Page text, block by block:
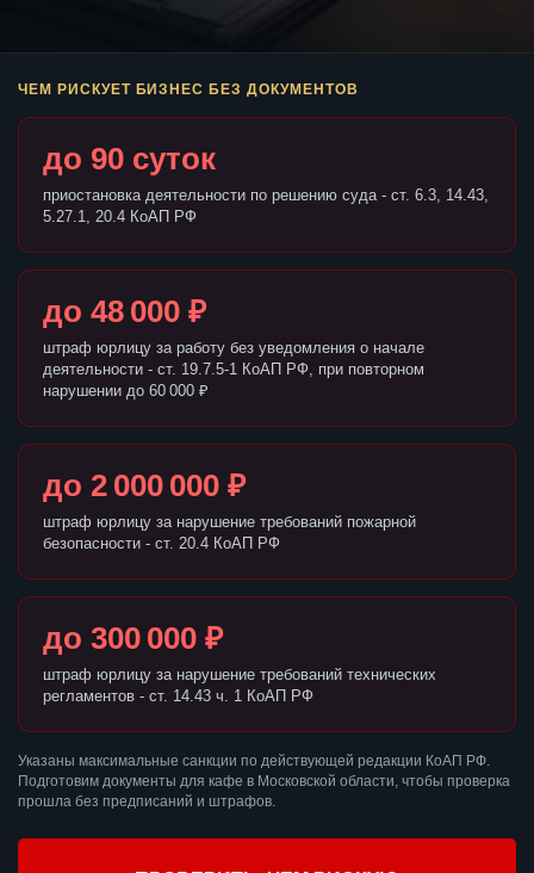
ЧЕМ РИСКУЕТ БИЗНЕС БЕЗ ДОКУМЕНТОВ
до 90 суток
приостановка деятельности по решению суда - ст. 6.3, 14.43,
5.27.1, 20.4 КоАП РФ
до 48 000 ₽
штраф юрлицу за работу без уведомления о начале
деятельности - ст. 19.7.5-1 КоАП РФ, при повторном
нарушении до 60 000 ₽
до 2 000 000 ₽
штраф юрлицу за нарушение требований пожарной
безопасности - ст. 20.4 КоАП РФ
до 300 000 ₽
штраф юрлицу за нарушение требований технических
регламентов - ст. 14.43 ч. 1 КоАП РФ
Указаны максимальные санкции по действующей редакции КоАП РФ.
Подготовим документы для кафе в Московской области, чтобы проверка
прошла без предписаний и штрафов.